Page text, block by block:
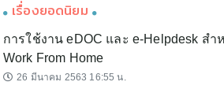
เรื่องยอดนิยม
การใช้งาน eDOC และ e-Helpdesk สำ
Work From Home
26 มีนาคม 2563 16:55 น.